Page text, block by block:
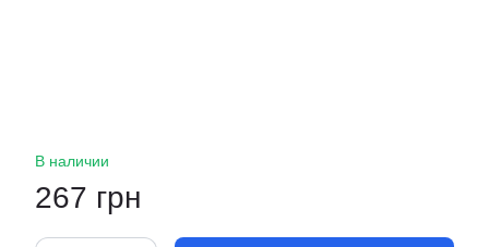
В наличии
267 грн